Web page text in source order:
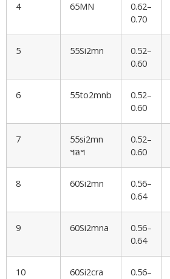
4 65MN
0.62–
0.70
5 55Si2mn
0.52–
0.60
6 55to2mnb
0.52–
0.60
7
55si2mn
ฯลฯ
0.52–
0.60
8 60Si2mn
0.56–
0.64
9 60Si2mna
0.56–
0.64
10 60Si2cra
0.56–